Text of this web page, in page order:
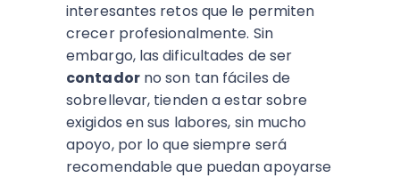
interesantes retos que le permiten
crecer profesionalmente. Sin
embargo, las dificultades de ser
contadorno son tan fáciles de
sobrellevar, tienden a estar sobre
exigidos en sus labores, sin mucho
apoyo, por lo que siempre será
recomendable que puedan apoyarse